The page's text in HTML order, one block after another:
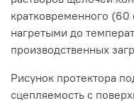
кратковременного (60
нагретыми до
производственных
Рисунок протектора
сцепляемость с